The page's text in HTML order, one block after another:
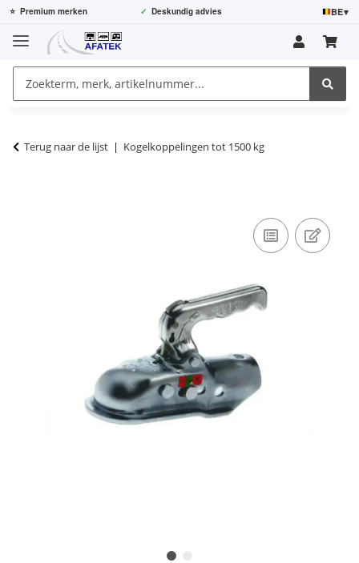
⭐ Premium merken ✓ Deskundig advies BE▾
Terug naar de lijst Kogelkoppelingen tot 1500 kg